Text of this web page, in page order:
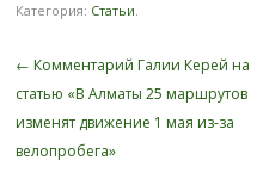
Категория: Статьи.
Навигация записи
← Комментарий Галии Керей на
статью «В Алматы 25 маршрутов
изменят движение 1 мая из-за
велопробега»